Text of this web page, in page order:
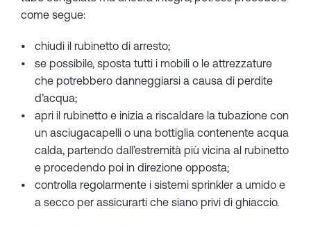
come segue:
chiudi il rubinetto di arresto;
se possibile, sposta tutti i mobili o le attrezzature
che potrebbero danneggiarsi a causa di perdite
d’acqua;
apri il rubinetto e inizia a riscaldare la tubazione con
un asciugacapelli o una bottiglia contenente acqua
calda, partendo dall’estremità più vicina al rubinetto
e procedendo poi in direzione opposta;
controlla regolarmente i sistemi sprinkler a umido e
a secco per assicurarti che siano privi di ghiaccio.